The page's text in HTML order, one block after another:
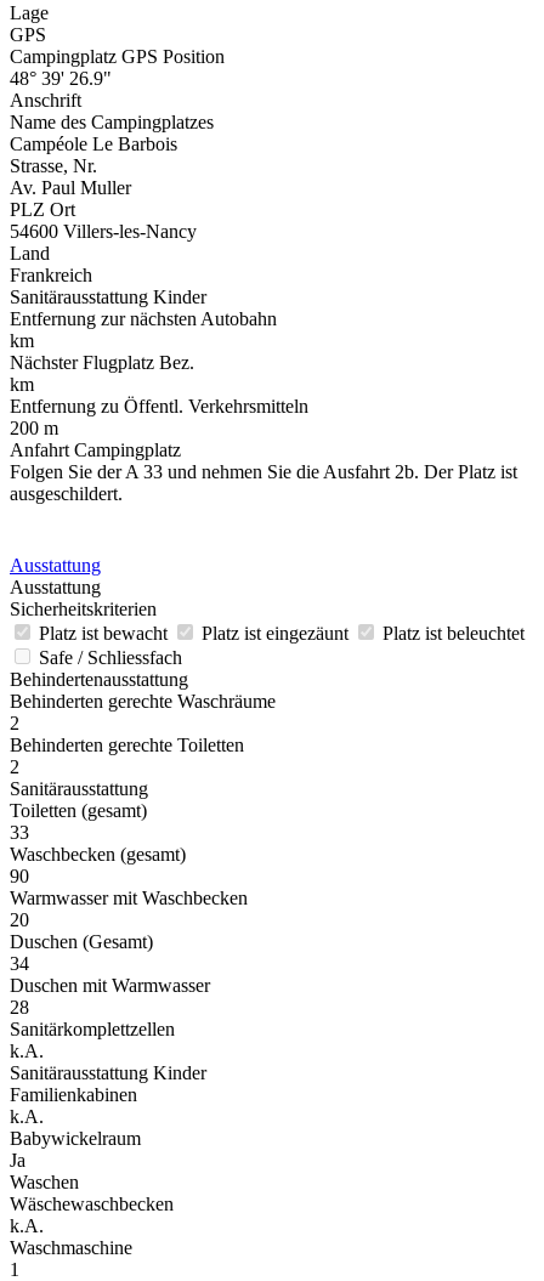
Lage
GPS
Campingplatz GPS Position
48° 39' 26.9"
Anschrift
Name des Campingplatzes
Campéole Le Barbois
Strasse, Nr.
Av. Paul Muller
PLZ Ort
54600 Villers-les-Nancy
Land
Frankreich
Sanitärausstattung Kinder
Entfernung zur nächsten Autobahn
km
Nächster Flugplatz Bez.
km
Entfernung zu Öffentl. Verkehrsmitteln
200 m
Anfahrt Campingplatz
Folgen Sie der A 33 und nehmen Sie die Ausfahrt 2b. Der Platz ist
ausgeschildert.
Ausstattung
Ausstattung
Sicherheitskriterien
Platz ist bewacht
Platz ist eingezäunt
Platz ist beleuchtet
Safe / Schliessfach
Behindertenausstattung
Behinderten gerechte Waschräume
2
Behinderten gerechte Toiletten
2
Sanitärausstattung
Toiletten (gesamt)
33
Waschbecken (gesamt)
90
Warmwasser mit Waschbecken
20
Duschen (Gesamt)
34
Duschen mit Warmwasser
28
Sanitärkomplettzellen
k.A.
Sanitärausstattung Kinder
Familienkabinen
k.A.
Babywickelraum
Ja
Waschen
Wäschewaschbecken
k.A.
Waschmaschine
1